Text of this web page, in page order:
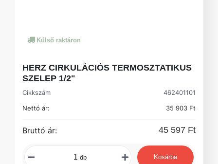
Külső raktáron
HERZ CIRKULÁCIÓS TERMOSZTATIKUS
SZELEP 1/2"
Cikkszám
462401101
Nettó ár:
35 903 Ft
Bruttó ár: 45 597 Ft
db Kosárba